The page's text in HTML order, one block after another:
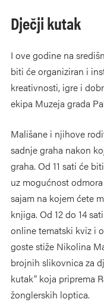
Dječji kutak
I ove godine na
biti će organiziran i
kreativnosti, igre i
ekipa Muzeja grada
Mališane i njihove
sadnje graha nakon
graha. Od 11 sati će
uz mogućnost
sajam na kojem ćete
knjiga. Od 12 do 14
online tematski kviz i
goste stiže Nikolina
brojnih slikovnica za
kutak“ koja priprema
žonglerskih loptica.